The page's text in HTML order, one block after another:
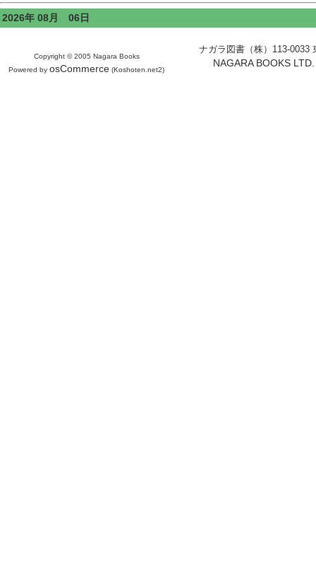
2026年 08月 06日
Copyright © 2005 Nagara Books
Powered by osCommerce (Koshoten.net2)
ナガラ図書（株）113-
NAGARA BOOKS